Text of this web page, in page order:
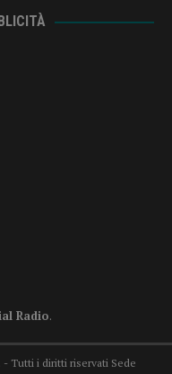
Radio.
- Tutti i diritti riservati Sede